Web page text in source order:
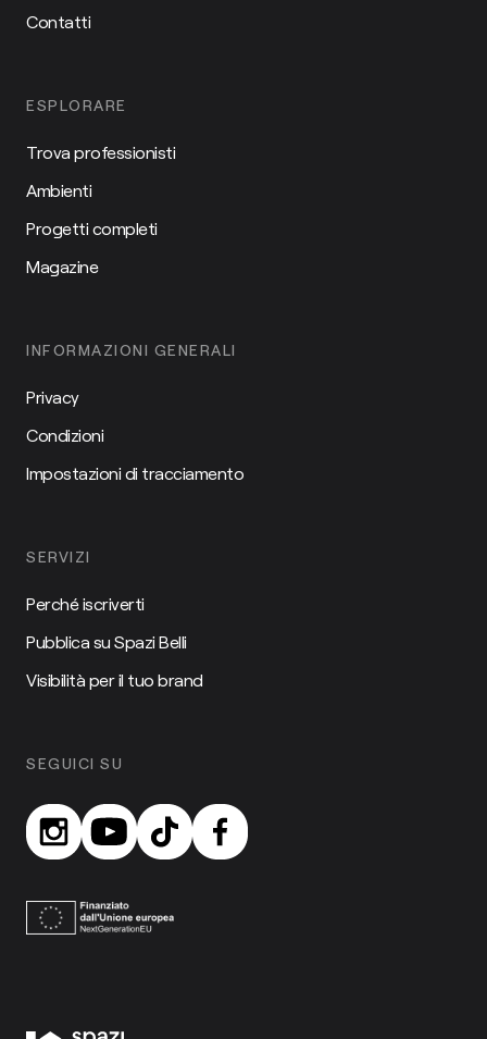
Contatti
ESPLORARE
Trova professionisti
Ambienti
Progetti completi
Magazine
INFORMAZIONI GENERALI
Privacy
Condizioni
Impostazioni di tracciamento
SERVIZI
Perché iscriverti
Pubblica su Spazi Belli
Visibilità per il tuo brand
SEGUICI SU